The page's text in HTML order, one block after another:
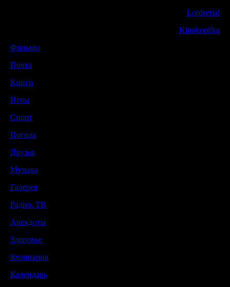
Lordserial
Kinokopilka
Фильмы
Почта
Книги
Игры
Спорт
Погода
Друзья
Музыка
Галерея
Радио, ТВ
Анекдоты
Здоровье
Кулинария
Календарь